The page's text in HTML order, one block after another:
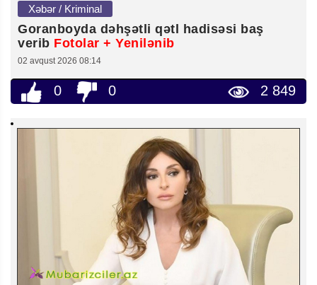
Xəbər / Kriminal
Goranboyda dəhşətli qətl hadisəsi baş
verib Fotolar + Yenilənib
02 avqust 2026 08:14
0 0 2 849